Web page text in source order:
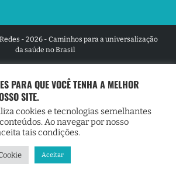
- 2026 - Caminhos para a universalização
da saúde no Brasil
PARA QUE VOCÊ TENHA A MELHOR
SITE.
cookies e tecnologias semelhantes
Ao navegar por nosso
tais condições.
Aceitar